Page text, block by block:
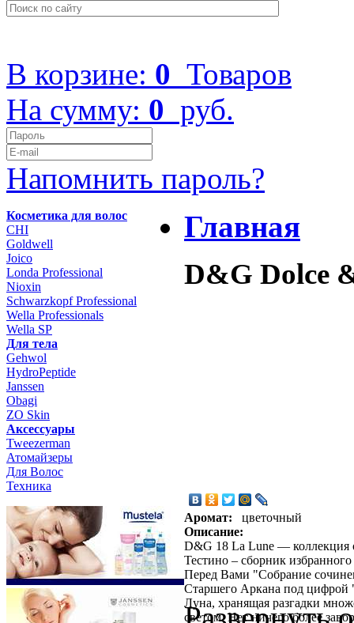
В корзине: 0 Товаров
На сумму: 0 руб.
Напомнить пароль?
Косметика для волос
CHI
Goldwell
Joico
Londa Professional
Nioxin
Schwarzkopf Professional
Wella Professionals
Wella SP
Для тела
Gehwol
HydroPeptide
Janssen
Obagi
ZO Skin
Aксессуары
Tweezerman
Атомайзеры
Для Волос
Техника
Главная
D&G Dolce
Аромат:
цветочный
Описание:
D&G 18 La Lune — коллекция
Тестино – сборник
Перед Вами "Собрание
Старшего Аркана под цифрой
Луна, хранящая разгадки
светом. Нет ничего более